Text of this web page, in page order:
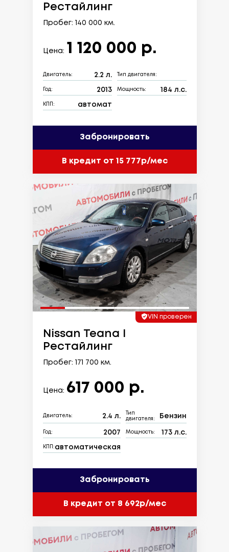
Рестайлинг
Пробег: 140 000 км.
Цена: 1 120 000 р.
Двигатель: 2.2 л. Тип двигателя:
Год: 2013 Мощность: 184 л.с.
КПП: автомат
Забронировать
В кредит от 15 777р/мес
VIN проверен
Nissan Teana I
Рестайлинг
Пробег: 171 700 км.
Цена: 617 000 р.
Двигатель: 2.4 л.
Тип
двигателя:
Бензин
Год: 2007 Мощность: 173 л.с.
КПП: автоматическая
Забронировать
В кредит от 8 692р/мес